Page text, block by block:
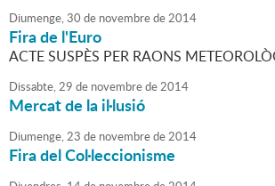
Diumenge,30 de novembrede2014
Fira de l'Euro
ACTE SUSPÈS PER RAONS
Dissabte,29 de novembrede2014
Mercat de la il·lusió
Diumenge,23 de novembrede2014
Fira del Col·leccionisme